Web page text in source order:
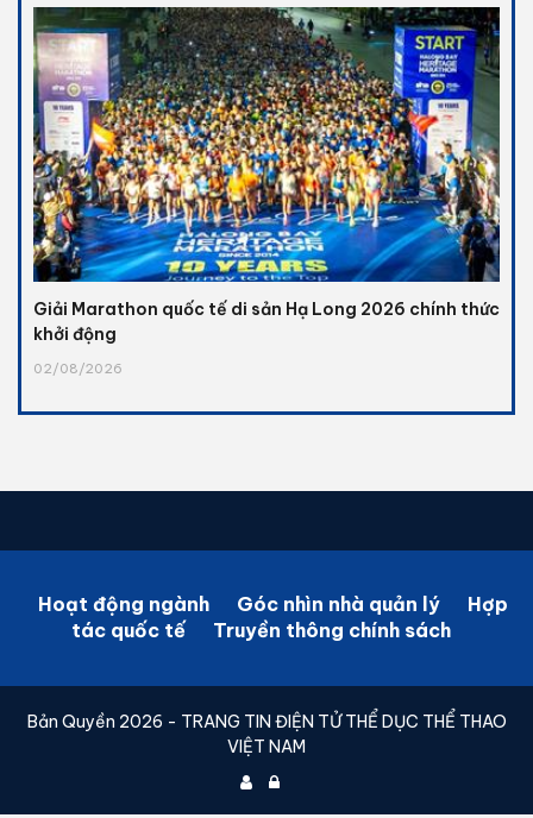
Giải Marathon quốc tế di sản Hạ Long 2026 chính thức
khởi động
02/08/2026
Hoạt động ngành Góc nhìn nhà quản lý
Hợp
tác quốc tế
Truyền thông chính sách
Bản Quyền 2026 - TRANG TIN ĐIỆN TỬ THỂ DỤC THỂ THAO
VIỆT NAM